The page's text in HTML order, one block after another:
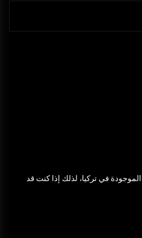
ما مع تلك الموجودة في تركيا، لذلك إذا كنت قد